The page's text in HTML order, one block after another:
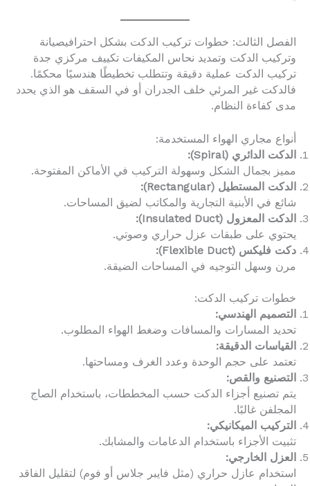
الفصل الثالث: خطوات تركيب الدكت بشكل احترافيصيانة
وتركيب الدكت وتمديد نحاس المكيفات تكييف مركزي جدة
تركيب الدكت عملية دقيقة وتتطلب تخطيطًا هندسيًا محكمًا.
فالدكت غير المرئي خلف الجدران أو في السقف هو الذي يحدد
مدى كفاءة النظام.
أنواع مجاري الهواء المستخدمة:
الدكت الدائري (Spiral):
مميز بجمال الشكل وسهولة التركيب في الأماكن المفتوحة.
الدكت المستطيل (Rectangular):
شائع في الأبنية التجارية والمكاتب لضيق المساحات.
الدكت المعزول (Insulated Duct):
يحتوي على طبقات عزل حراري وصوتي.
دكت فليكس (Flexible Duct):
مرن وسهل التوجيه في المساحات الضيقة.
خطوات تركيب الدكت:
التصميم الهندسي:
تحديد المسارات والمسافات وضغط الهواء المطلوب.
القياسات الدقيقة:
تعتمد على حجم الوحدة وعدد الغرف ومساحتها.
التصنيع والقص:
يتم تصنيع أجزاء الدكت حسب المخططات، باستخدام الصاج
المجلفن غالبًا.
التركيب الميكانيكي:
تثبيت الأجزاء باستخدام الدعامات والمشابك.
العزل الخارجي:
استخدام عازل حراري (مثل فايبر جلاس أو فوم) لتقليل الفاقد